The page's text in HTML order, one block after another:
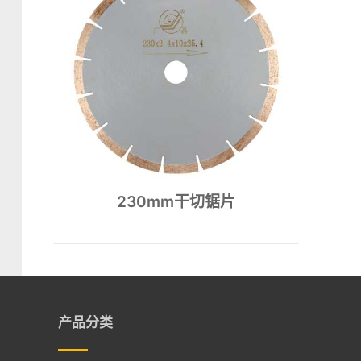
230mm干切锯片
产品分类